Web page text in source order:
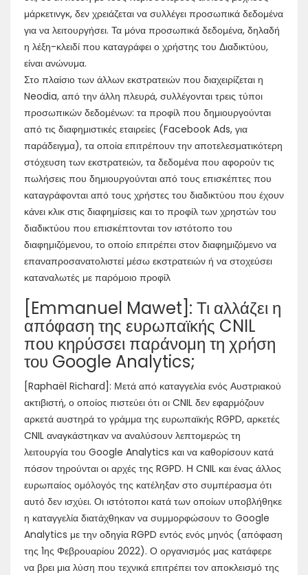
μάρκετινγκ, δεν χρειάζεται να συλλέγει προσωπικά δεδομένα
για να λειτουργήσει. Τα μόνα προσωπικά δεδομένα, δηλαδή
η λέξη-κλειδί που καταγράφει ο χρήστης του Διαδικτύου,
είναι ανώνυμα.
Στο πλαίσιο των άλλων εκστρατειών που διαχειρίζεται η
Neodia, από την άλλη πλευρά, συλλέγονται τρεις τύποι
προσωπικών δεδομένων: τα προφίλ που δημιουργούνται
από τις διαφημιστικές εταιρείες (Facebook Ads, για
παράδειγμα), τα οποία επιτρέπουν την αποτελεσματικότερη
στόχευση των εκστρατειών, τα δεδομένα που αφορούν τις
πωλήσεις που δημιουργούνται από τους επισκέπτες που
καταγράφονται από τους χρήστες του διαδικτύου που έχουν
κάνει κλικ στις διαφημίσεις και το προφίλ των χρηστών του
διαδικτύου που επισκέπτονται τον ιστότοπο του
διαφημιζόμενου, το οποίο επιτρέπει στον διαφημιζόμενο να
επαναπροσανατολιστεί μέσω εκστρατειών ή να στοχεύσει
καταναλωτές με παρόμοιο προφίλ
[Emmanuel Mawet]: Τι αλλάζει η
απόφαση της ευρωπαϊκής CNIL
που κηρύσσει παράνομη τη χρήση
του Google Analytics;
[Raphaël Richard]: Μετά από καταγγελία ενός Αυστριακού
ακτιβιστή, ο οποίος πιστεύει ότι οι CNIL δεν εφαρμόζουν
αρκετά αυστηρά το γράμμα της ευρωπαϊκής RGPD, αρκετές
CNIL αναγκάστηκαν να αναλύσουν λεπτομερώς τη
λειτουργία του Google Analytics και να καθορίσουν κατά
πόσον τηρούνται οι αρχές της RGPD. Η CNIL και ένας άλλος
ευρωπαίος ομόλογός της κατέληξαν στο συμπέρασμα ότι
αυτό δεν ισχύει. Οι ιστότοποι κατά των οποίων υποβλήθηκε
η καταγγελία διατάχθηκαν να συμμορφώσουν το Google
Analytics με την οδηγία RGPD εντός ενός μηνός (απόφαση
της 1ης Φεβρουαρίου 2022). Ο οργανισμός μας κατάφερε
να βρει μια λύση που τεχνικά επιτρέπει τον αποκλεισμό της